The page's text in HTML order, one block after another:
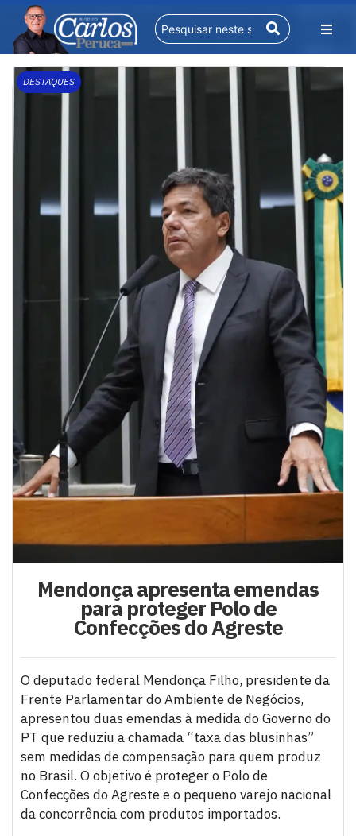
DESTAQUES
Mendonça apresenta emendas
para proteger Polo de
Confecções do Agreste
O deputado federal Mendonça Filho, presidente da
Frente Parlamentar do Ambiente de Negócios,
apresentou duas emendas à medida do Governo do
PT que reduziu a chamada “taxa das blusinhas”
sem medidas de compensação para quem produz
no Brasil. O objetivo é proteger o Polo de
Confecções do Agreste e o pequeno varejo nacional
da concorrência com produtos importados.